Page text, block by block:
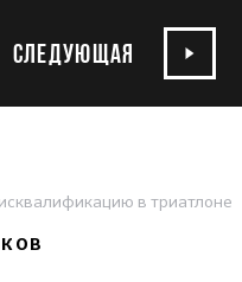
СЛЕДУЮЩАЯ
в триатлоне